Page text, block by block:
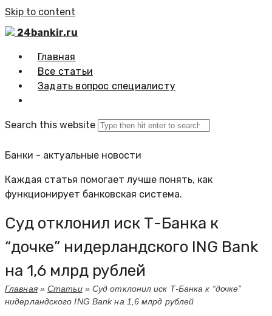
Skip to content
24bankir.ru
Главная
Все статьи
Задать вопрос специалисту
Search this website
Банки - актуальные новости
Каждая статья помогает лучше понять, как
функционирует банковская система.
Суд отклонил иск Т-Банка к
“дочке” нидерландского ING Bank
на 1,6 млрд рублей
Главная»Статьи» Суд отклонил иск Т-Банка к “дочке”
нидерландского ING Bank на 1,6 млрд рублей